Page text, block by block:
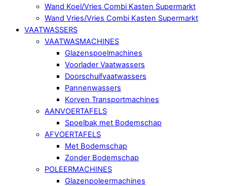
Wand Koel/Vries Combi Kasten Supermarkt
Wand Vries/Vries Combi Kasten Supermarkt
VAATWASSERS
VAATWASMACHINES
Glazenspoelmachines
Voorlader Vaatwassers
Doorschuifvaatwassers
Pannenwassers
Korven Transportmachines
AANVOERTAFELS
Spoelbak met Bodemschap
AFVOERTAFELS
Met Bodemschap
Zonder Bodemschap
POLEERMACHINES
Glazenpoleermachines